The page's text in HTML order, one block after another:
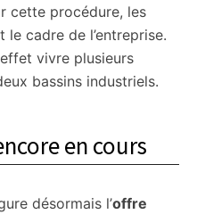
cette procédure, les
cadre de l’entreprise.
vivre plusieurs
bassins industriels.
en cours
désormais l’offre